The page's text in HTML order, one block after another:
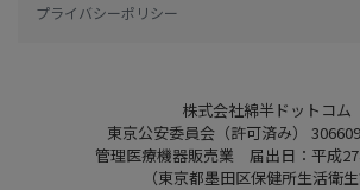
プライバシーポリシー
株式会社綿半ドットコム
東京公安委員会（許可済み）
管理医療機器販売業 届出日：平成
（東京都墨田区保健所生活衛生